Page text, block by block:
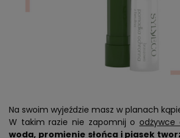
Na swoim wyjeździe masz w planach
W takim razie nie zapomnij o odżywce
woda, promienie słońca i piasek